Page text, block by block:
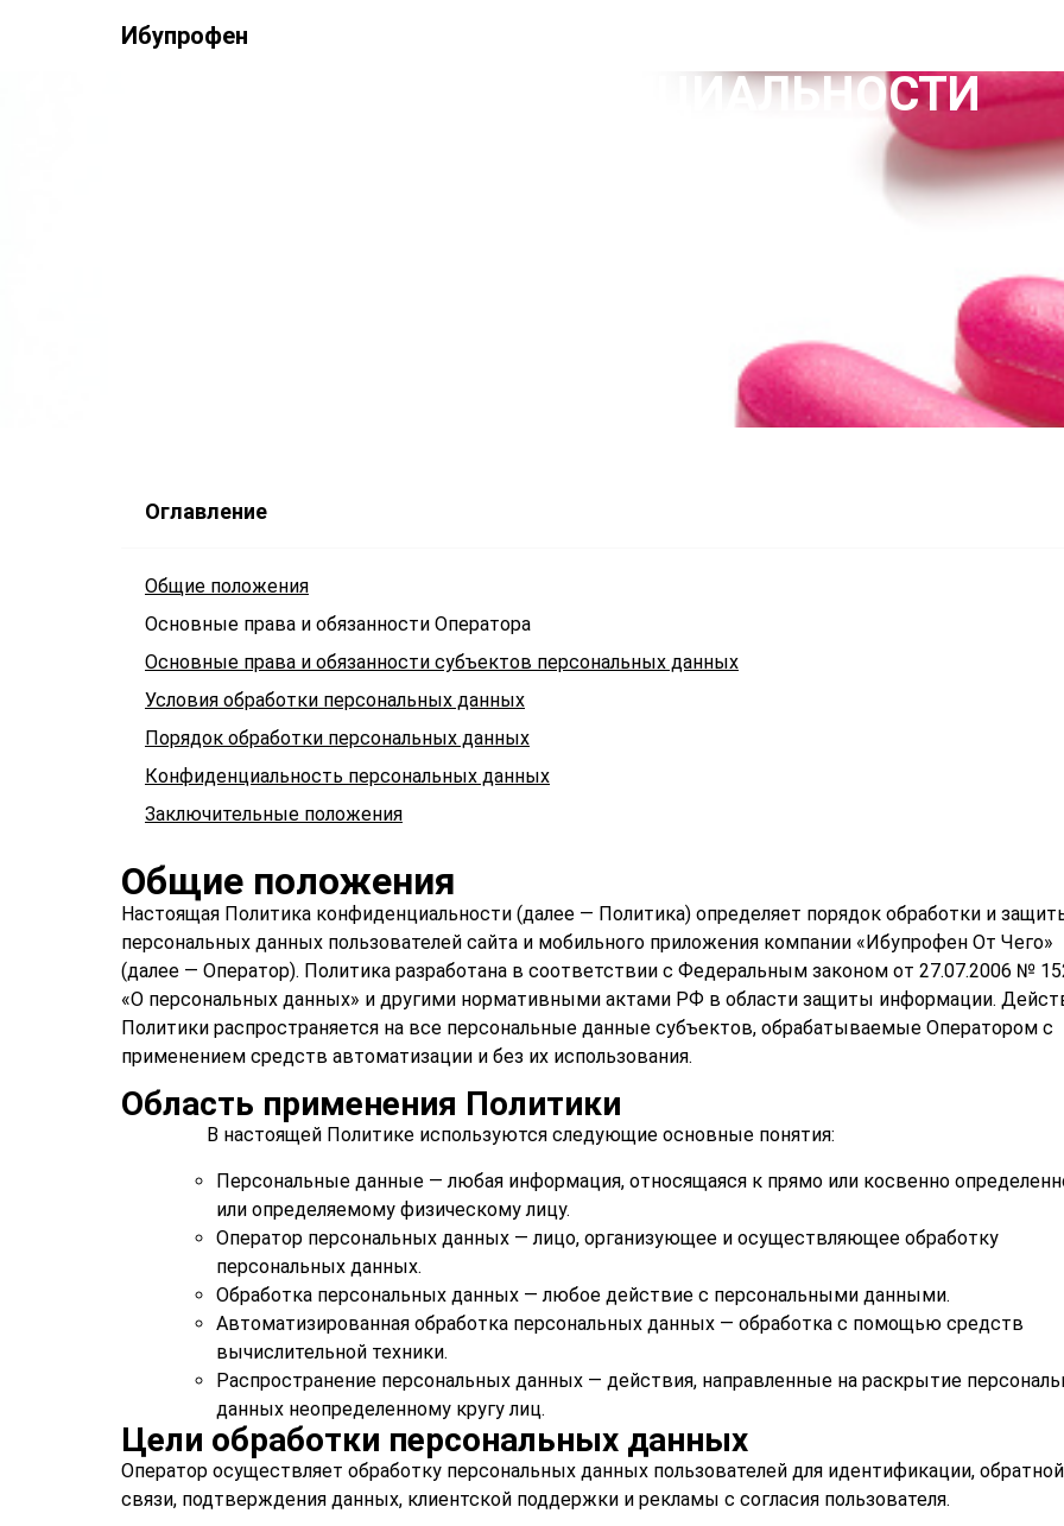
Ибупрофен
ПОЛИТИКА КОНФИДЕНЦИАЛЬНОСТИ
Оглавление
Общие положения
Основные права и обязанности Оператора
Основные права и обязанности субъектов персональных данных
Условия обработки персональных данных
Порядок обработки персональных данных
Конфиденциальность персональных данных
Заключительные положения
Общие положения
Настоящая Политика конфиденциальности (далее — Политика) определяет порядок обработки и
персональных данных пользователей сайта и мобильного приложения компании «Ибупрофен От Чего»
(далее — Оператор). Политика разработана в соответствии с Федеральным законом от 27.07.2006 №
«О персональных данных» и другими нормативными актами РФ в области защиты информации.
Политики распространяется на все персональные данные субъектов, обрабатываемые Оператором с
применением средств автоматизации и без их использования.
Область применения Политики
В настоящей Политике используются следующие основные понятия:
Персональные данные — любая информация, относящаяся к прямо или косвенно
или определяемому физическому лицу.
Оператор персональных данных — лицо, организующее и осуществляющее обработку
персональных данных.
Обработка персональных данных — любое действие с персональными данными.
Автоматизированная обработка персональных данных — обработка с помощью средств
вычислительной техники.
Распространение персональных данных — действия, направленные на раскрытие
данных неопределенному кругу лиц.
Цели обработки персональных данных
Оператор осуществляет обработку персональных данных пользователей для идентификации, обратной
связи, подтверждения данных, клиентской поддержки и рекламы с согласия пользователя.